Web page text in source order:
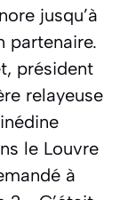
jusqu’à
partenaire.
président
relayeuse
le Louvre
à